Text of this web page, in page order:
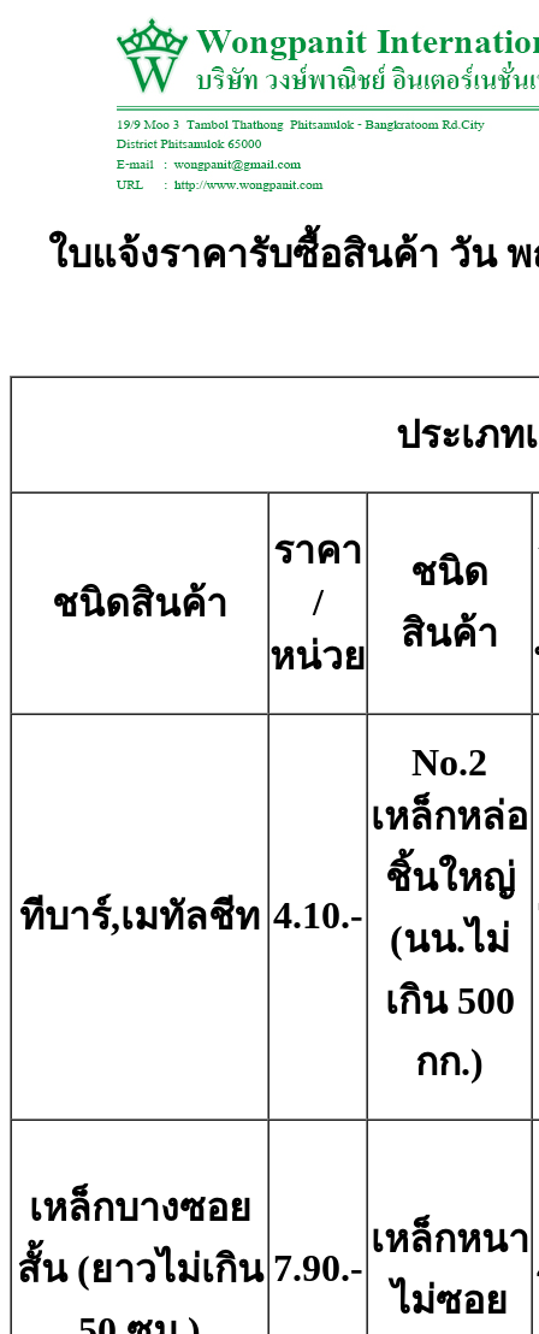
ใบแจ้งราคารับซื้อสินค้า วัน
ประเภท
ชนิดสินค้า
ราคา
/
หน่วย
ชนิด
สินค้า
ทีบาร์,เมทัลชีท 4.10.-
No.2
เหล็กหล่อ
ชิ้นใหญ่
(นน.ไม่
เกิน 500
กก.)
เหล็กบางซอย
สั้น (ยาวไม่เกิน 7.90.-
เหล็กหนา
ไม่ซอย